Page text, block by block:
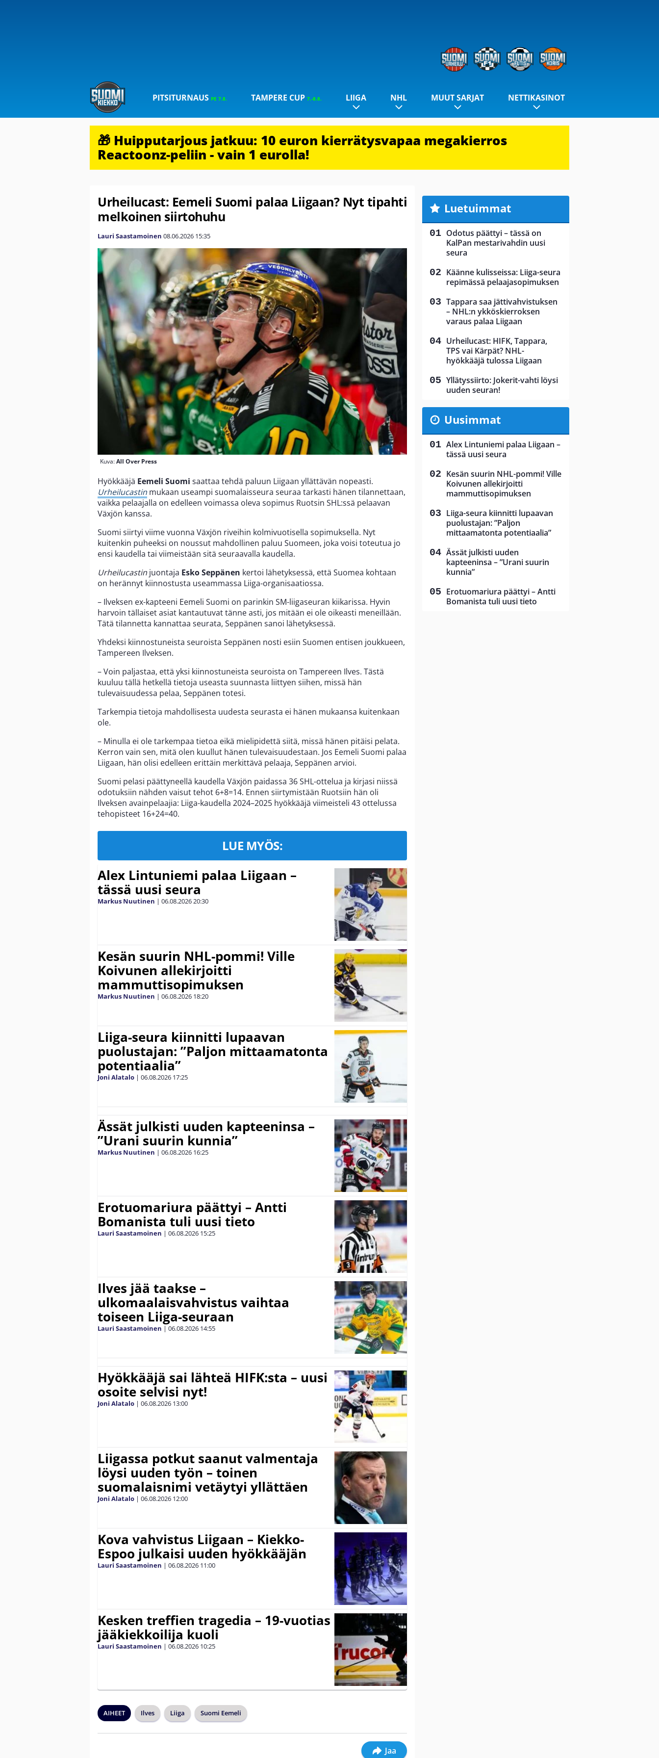
PITSITURNAUS PE 7.8. TAMPERE CUP 7.-8.8. LIIGA NHL MUUT SARJAT NETTIKASINOT
🎁 Huipputarjous jatkuu: 10 euron kierrätysvapaa megakierros
Reactoonz-peliin - vain 1 eurolla!
Urheilucast: Eemeli Suomi palaa Liigaan? Nyt tipahti
melkoinen siirtohuhu
Lauri Saastamoinen 08.06.2026 15:35
Kuva:All Over Press
Hyökkääjä Eemeli Suomi saattaa tehdä paluun Liigaan yllättävän nopeasti.
Urheilucastin mukaan useampi suomalaisseura seuraa tarkasti hänen tilannettaan,
vaikka pelaajalla on edelleen voimassa oleva sopimus Ruotsin SHL:ssä pelaavan
Växjön kanssa.
Suomi siirtyi viime vuonna Växjön riveihin kolmivuotisella sopimuksella. Nyt
kuitenkin puheeksi on noussut mahdollinen paluu Suomeen, joka voisi toteutua jo
ensi kaudella tai viimeistään sitä seuraavalla kaudella.
Urheilucastin juontaja Esko Seppänen kertoi lähetyksessä, että Suomea kohtaan
on herännyt kiinnostusta useammassa Liiga-organisaatiossa.
– Ilveksen ex-kapteeni Eemeli Suomi on parinkin SM-liigaseuran kiikarissa. Hyvin
harvoin tällaiset asiat kantautuvat tänne asti, jos mitään ei ole oikeasti meneillään.
Tätä tilannetta kannattaa seurata, Seppänen sanoi lähetyksessä.
Yhdeksi kiinnostuneista seuroista Seppänen nosti esiin Suomen entisen joukkueen,
Tampereen Ilveksen.
– Voin paljastaa, että yksi kiinnostuneista seuroista on Tampereen Ilves. Tästä
kuuluu tällä hetkellä tietoja useasta suunnasta liittyen siihen, missä hän
tulevaisuudessa pelaa, Seppänen totesi.
Tarkempia tietoja mahdollisesta uudesta seurasta ei hänen mukaansa kuitenkaan
ole.
– Minulla ei ole tarkempaa tietoa eikä mielipidettä siitä, missä hänen pitäisi pelata.
Kerron vain sen, mitä olen kuullut hänen tulevaisuudestaan. Jos Eemeli Suomi palaa
Liigaan, hän olisi edelleen erittäin merkittävä pelaaja, Seppänen arvioi.
Suomi pelasi päättyneellä kaudella Växjön paidassa 36 SHL-ottelua ja kirjasi niissä
odotuksiin nähden vaisut tehot 6+8=14. Ennen siirtymistään Ruotsiin hän oli
Ilveksen avainpelaajia: Liiga-kaudella 2024–2025 hyökkääjä viimeisteli 43 ottelussa
tehopisteet 16+24=40.
LUE MYÖS:
Alex Lintuniemi palaa Liigaan –
tässä uusi seura
Markus Nuutinen | 06.08.202620:30
Kesän suurin NHL-pommi! Ville
Koivunen allekirjoitti
mammuttisopimuksen
Markus Nuutinen | 06.08.2026 18:20
Liiga-seura kiinnitti lupaavan
puolustajan: ”Paljon mittaamatonta
potentiaalia”
Joni Alatalo | 06.08.2026 17:25
Ässät julkisti uuden kapteeninsa –
”Urani suurin kunnia”
Markus Nuutinen | 06.08.2026 16:25
Erotuomariura päättyi – Antti
Bomanista tuli uusi tieto
Lauri Saastamoinen | 06.08.2026 15:25
Ilves jää taakse –
ulkomaalaisvahvistus vaihtaa
toiseen Liiga-seuraan
Lauri Saastamoinen | 06.08.2026 14:55
Hyökkääjä sai lähteä HIFK:sta – uusi
osoite selvisi nyt!
Joni Alatalo | 06.08.2026 13:00
Liigassa potkut saanut valmentaja
löysi uuden työn – toinen
suomalaisnimi vetäytyi yllättäen
Joni Alatalo | 06.08.2026 12:00
Kova vahvistus Liigaan – Kiekko-
Espoo julkaisi uuden hyökkääjän
Lauri Saastamoinen | 06.08.2026 11:00
Kesken treffien tragedia – 19-vuotias
jääkiekkoilija kuoli
Lauri Saastamoinen | 06.08.2026 10:25
AIHEET Ilves Liiga Suomi Eemeli
Jaa
Luetuimmat
Odotus päättyi – tässä on
KalPan mestarivahdin uusi
seura
Käänne kulisseissa: Liiga-seura
repimässä pelaajasopimuksen
Tappara saa jättivahvistuksen
– NHL:n ykköskierroksen
varaus palaa Liigaan
Urheilucast: HIFK, Tappara,
TPS vai Kärpät? NHL-
hyökkääjä tulossa Liigaan
Yllätyssiirto: Jokerit-vahti löysi
uuden seuran!
Uusimmat
Alex Lintuniemi palaa Liigaan –
tässä uusi seura
Kesän suurin NHL-pommi! Ville
Koivunen allekirjoitti
mammuttisopimuksen
Liiga-seura kiinnitti lupaavan
puolustajan: ”Paljon
mittaamatonta potentiaalia”
Ässät julkisti uuden
kapteeninsa – ”Urani suurin
kunnia”
Erotuomariura päättyi – Antti
Bomanista tuli uusi tieto